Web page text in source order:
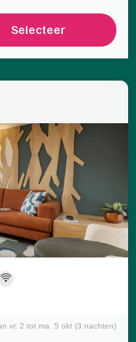
Selecteer
vr. 2 tot ma. 5 okt (3 nachten)